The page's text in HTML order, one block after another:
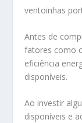
ventoinhas
Antes de
fatores como
eficiência
disponíveis.
Ao investir
disponíveis e